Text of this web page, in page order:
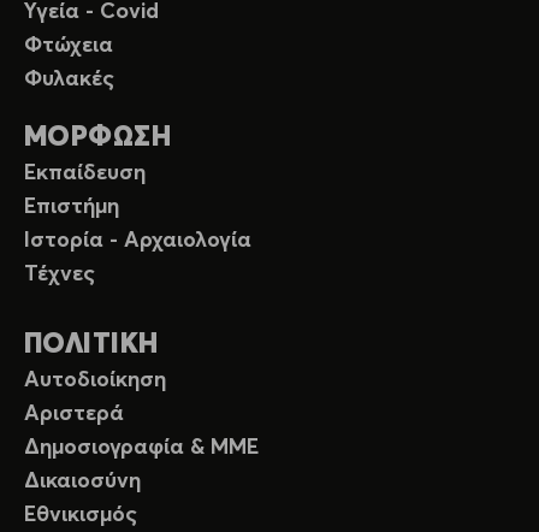
Υγεία - Covid
Φτώχεια
Φυλακές
ΜΟΡΦΩΣΗ
Εκπαίδευση
Επιστήμη
Ιστορία - Αρχαιολογία
Τέχνες
ΠΟΛΙΤΙΚΗ
Αυτοδιοίκηση
Αριστερά
Δημοσιογραφία & ΜΜΕ
Δικαιοσύνη
Εθνικισμός